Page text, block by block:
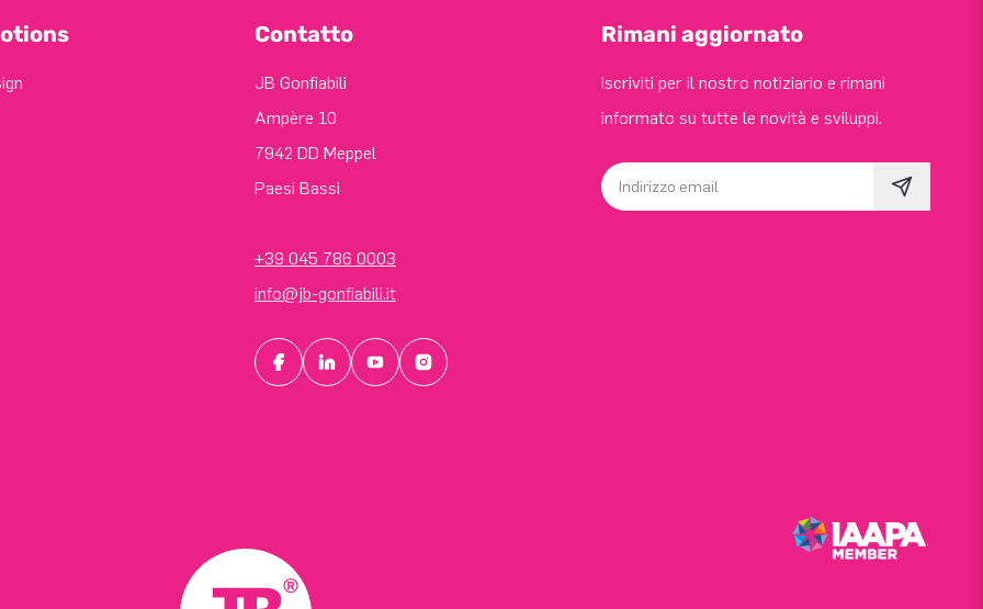
Contatto
JB Gonfiabili
Ampère 10
7942 DD Meppel
Paesi Bassi
+39 045 786 0003
info@jb-gonfiabili.it
Rimani aggiornato
Iscriviti per il nostro notiziario e rimani
informato su tutte le novità e sviluppi.
Indirizzo email